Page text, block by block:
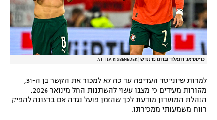
המגזין
כריסטיאנו רונאלדו וברונו פרננדש ATTILA KISBENEDEK
למרות שיונייטד העדיפה עד כה לא למכור את הקשר בן ה-31,
מקורות מעידים כי מצבו עשוי להשתנות החל מינואר 2026.
הנהלת המועדון מודעת לכך שהזמן פועל נגדה אם ברצונה להפיק
רווח משמעותי ממכירתו.